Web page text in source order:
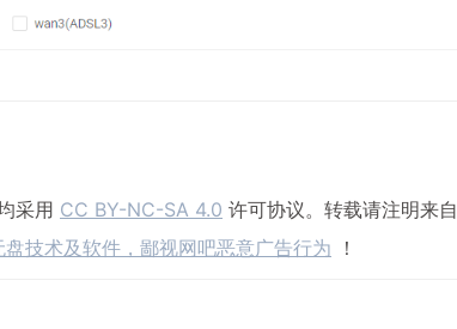
采用 CC BY-NC-SA 4.0 许可协议。转载请注明来自
技术及软件，鄙视网吧恶意广告行为 ！